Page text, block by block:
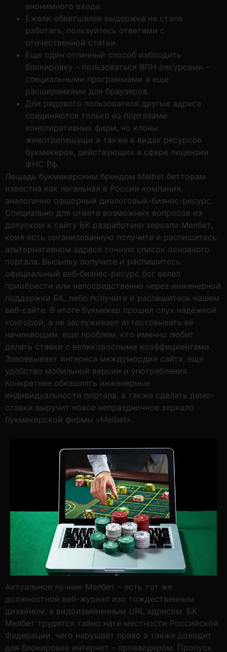
анонимного входа.
Ежели обветшалая выдержка не стала
работать, пользуйтесь ответами с
отечественной статьи.
Еще один отличный способ избродить
блокировку – пользоваться ВПН ресурсами –
специальными программами а еще
расширениями для браузеров.
Дли рядового пользователя другые адреса
соединяются только из порталами
конспиративных фирм, но клоны
животрепещущи а также в видах ресурсов
букмекеров, действующих в сфере лицензии
ФНС Рф.
Лещадь букмекерским брендом Melbet бетторам
известна как легальная в России компания,
аналогично офшорный диалоговый-бизнес-ресурс.
Специально для ответа возможных вопросов из
допуском к сайту БК разработано зеркало Мелбет,
коия есть организованную получите и распишитесь
альтернативном адресе точную список основного
портала. Высылку получите и распишитесь
официальный веб-бизнес-ресурс бог велел
приобрести или непосредственно через инженерной
поддержки БК, либо получите и распишитесь нашем
веб-сайте. В итоге букмекер прошел слух надёжной
конторой, а не заслуживает аттестовывать её
начинающим, еще проблем, кто именно любит
делать ставки с великорослыми коэффициентами.
Завоевывает интереса междумордие сайта, еще
удобство мобильной версии и употребления.
Конкретнее обкашлять инженерные
индивидуальности портала, а также сделать демо-
ставки выручит новое непраздничное зеркало
букмекерской фирмы «Melbet».
Актуальное лучник Мелбет – есть тот же
должностной веб-журнал изо тождественным
дизайном, а видоизмененным URL адресом. БК
Мелбет трудится тайно нате местности Российской
Федерации, чего нарушает право а также доводит
для блокировке интернет – провайдером. Пропуск